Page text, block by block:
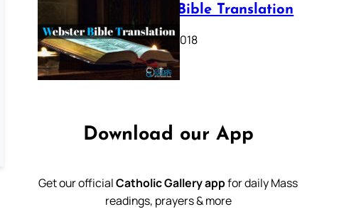
Webster Bible Translation
October 11, 2018
Download our App
Get our officialCatholic Gallery appfor daily Mass
readings, prayers & more